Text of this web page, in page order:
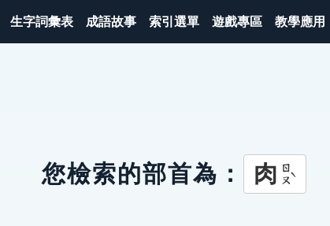
生字詞彙表 成語故事 索引選單 遊戲專區 教學應用
您檢索的部首為： 肉 ㄖㄡˋ